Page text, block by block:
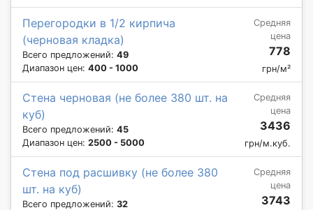
Перегородки в 1/2 кирпича
(черновая кладка)
Всего предложений: 49
Диапазон цен: 400 - 1000
Средняя
цена
778
грн/м²
Стена черновая (не более 380 шт. на
куб)
Всего предложений: 45
Диапазон цен: 2500 - 5000
Средняя
цена
3436
грн/м.куб.
Стена под расшивку (не более 380
шт. на куб)
Всего предложений: 32
Средняя
цена
3743